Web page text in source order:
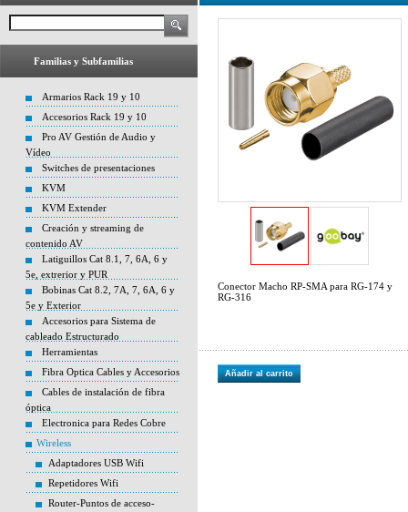
Familias y Subfamilias
Armarios Rack 19 y 10
Accesorios Rack 19 y 10
Pro AV Gestión de Audio y
Vídeo
Switches de presentaciones
KVM
KVM Extender
Creación y streaming de
contenido AV
Latiguillos Cat 8.1, 7, 6A, 6 y
5e, extrerior y PUR
Bobinas Cat 8.2, 7A, 7, 6A, 6 y
5e y Exterior
Accesorios para Sistema de
cableado Estructurado
Herramientas
Fibra Optica Cables y Accesorios
Cables de instalación de fibra
óptica
Electronica para Redes Cobre
Wireless
Adaptadores USB Wifi
Repetidores Wifi
Router-Puntos de acceso-
Conector Macho RP-SMA para RG-174 y
RG-316
Añadir al carrito